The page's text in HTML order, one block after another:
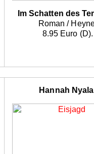
Im Schatten des
Roman /
8.95 Euro (D).
Hannah